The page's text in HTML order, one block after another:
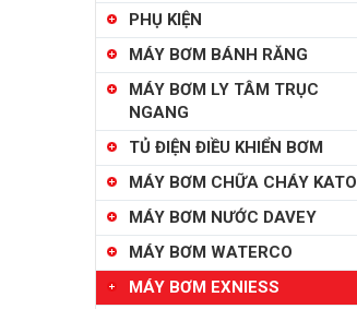
PHỤ KIỆN
MÁY BƠM BÁNH RĂNG
MÁY BƠM LY TÂM TRỤC
NGANG
TỦ ĐIỆN ĐIỀU KHIỂN BƠM
MÁY BƠM CHỮA CHÁY KATO
MÁY BƠM NƯỚC DAVEY
MÁY BƠM WATERCO
MÁY BƠM EXNIESS